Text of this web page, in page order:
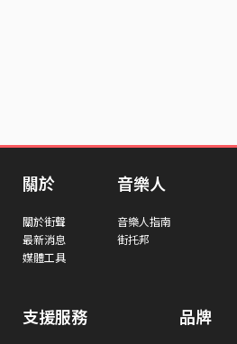
關於
關於街聲
最新消息
媒體工具
音樂人
音樂人指南
街托邦
支援服務 品牌